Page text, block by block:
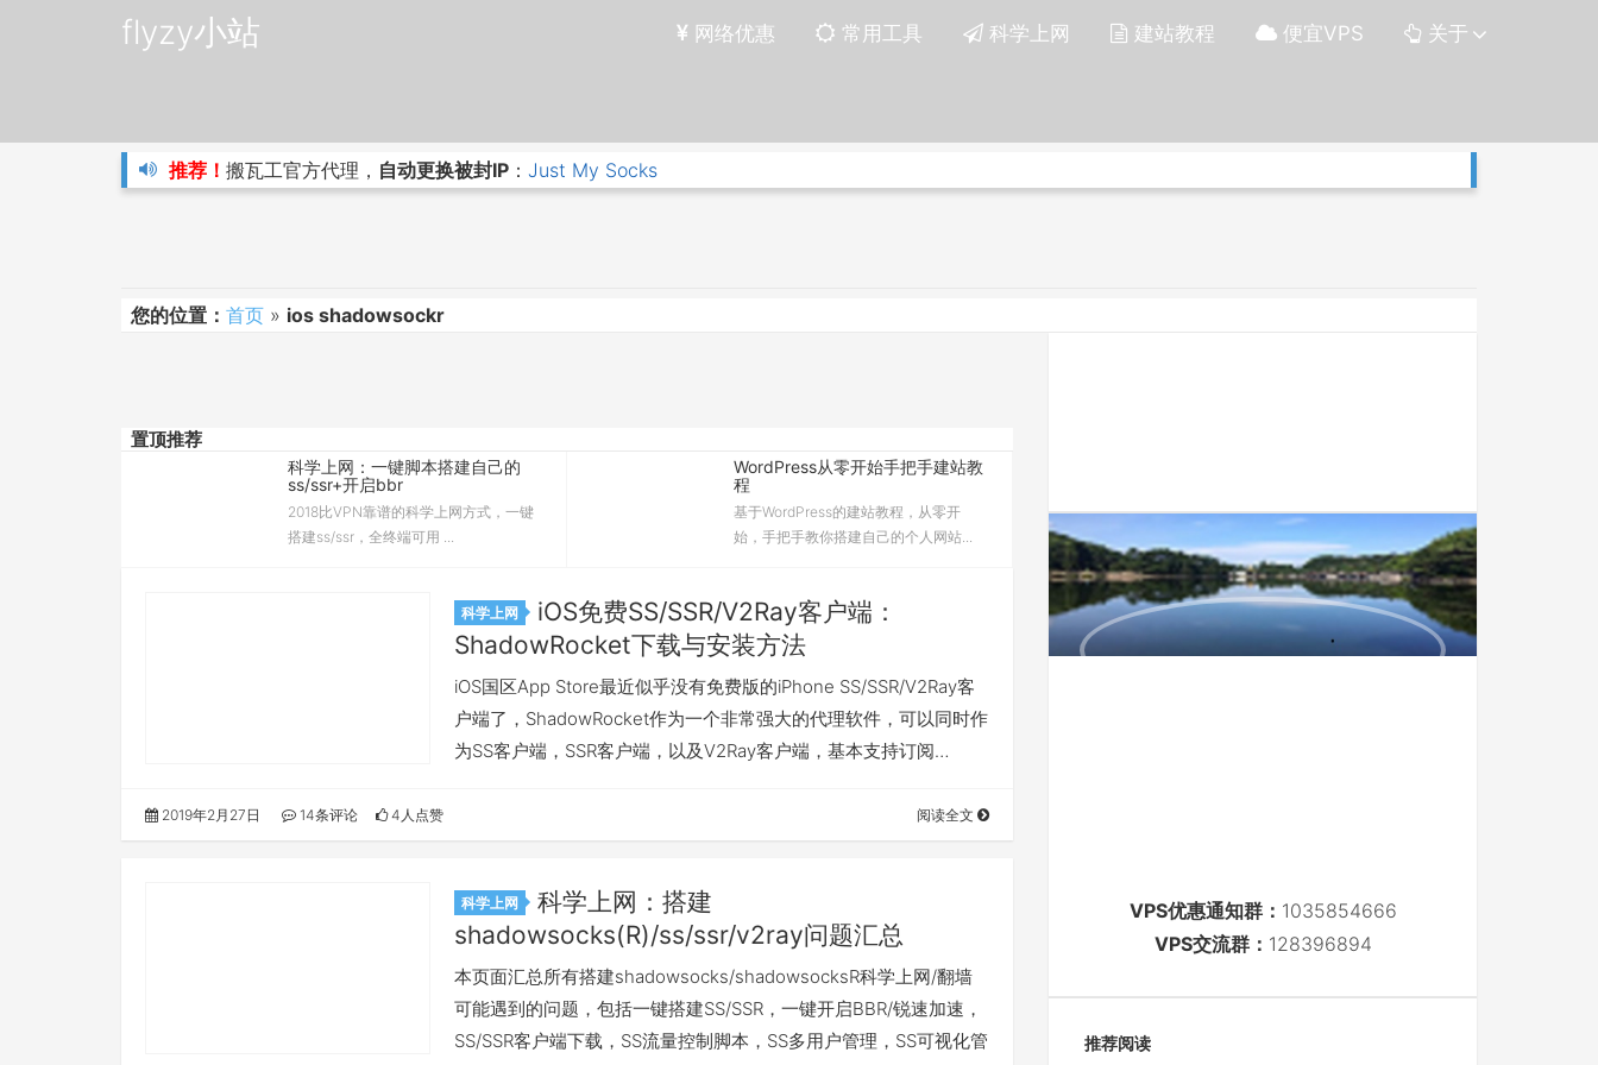
flyzy小站 网络优惠 常用工具 科学上网 建站教程 便宜VPS 关于
推荐！ 搬瓦工官方代理， 自动更换被封IP ： Just My Socks
您的位置： 首页 » ios shadowsockr
置顶推荐
科学上网：一键脚本搭建自己的
ss/ssr+开启bbr
2018比VPN靠谱的科学上网方式，一键
搭建ss/ssr，全终端可用 ...
WordPress从零开始手把手建站教
程
基于WordPress的建站教程，从零开
始，手把手教你搭建自己的个人网站...
科学上网
iOS免费SS/SSR/V2Ray客户端：
ShadowRocket下载与安装方法
iOS国区App Store最近似乎没有免费版的iPhone SS/SSR/V2Ray客
户端了，ShadowRocket作为一个非常强大的代理软件，可以同时作
为SS客户端，SSR客户端，以及V2Ray客户端，基本支持订阅…
2019年2月27日 14条评论 4人点赞 阅读全文
科学上网
科学上网：搭建
shadowsocks(R)/ss/ssr/v2ray问题汇总
本页面汇总所有搭建shadowsocks/shadowsocksR科学上网/翻墙
可能遇到的问题，包括一键搭建SS/SSR，一键开启BBR/锐速加速，
SS/SSR客户端下载，SS流量控制脚本，SS多用户管理，SS可视化管
VPS优惠通知群： 1035854666
VPS交流群： 128396894
推荐阅读